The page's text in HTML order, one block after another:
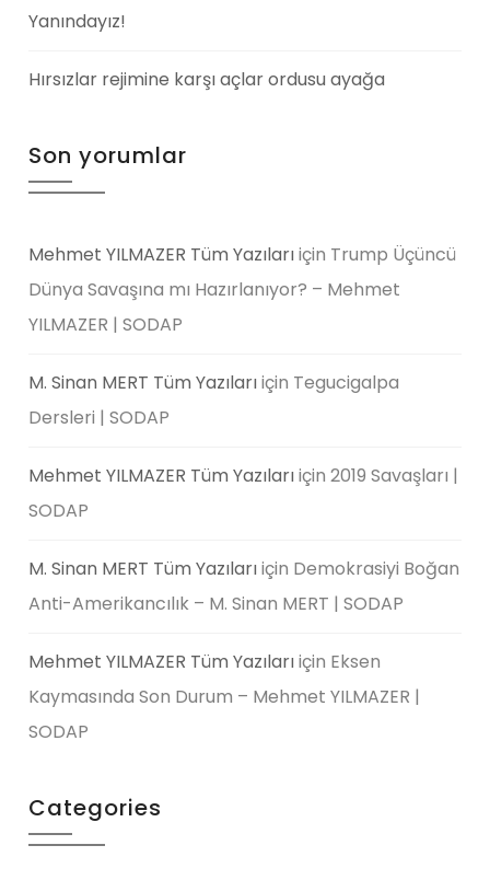
Yanındayız!
Hırsızlar rejimine karşı açlar ordusu ayağa
Son yorumlar
Mehmet YILMAZER Tüm Yazılarıiçin Trump Üçüncü
Dünya Savaşına mı Hazırlanıyor? – Mehmet
YILMAZER | SODAP
M. Sinan MERT Tüm Yazılarıiçin Tegucigalpa
Dersleri | SODAP
Mehmet YILMAZER Tüm Yazılarıiçin2019 Savaşları |
SODAP
M. Sinan MERT Tüm Yazılarıiçin Demokrasiyi Boğan
Anti-Amerikancılık – M. Sinan MERT | SODAP
Mehmet YILMAZER Tüm Yazılarıiçin Eksen
Kaymasında Son Durum – Mehmet YILMAZER |
SODAP
Categories